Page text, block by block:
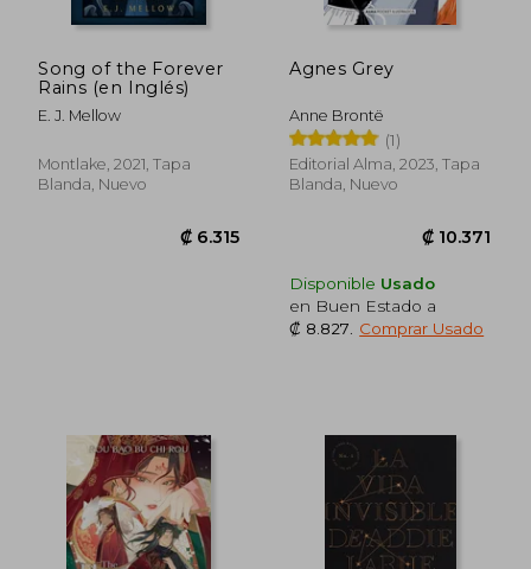
Song of the Forever
Rains (en Inglés)
E. J. Mellow
Montlake, 2021, Tapa
Blanda, Nuevo
Agnes Grey
Anne Brontë
(1)
Editorial Alma, 2023, Tapa
Blanda, Nuevo
Disponible Usado
en Buen Estado a
₡ 8.827
Comprar Usado